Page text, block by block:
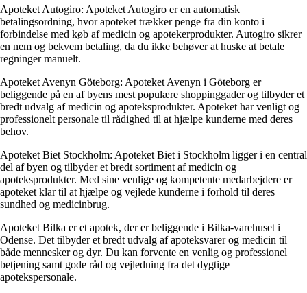
Apoteket Autogiro: Apoteket Autogiro er en automatisk
betalingsordning, hvor apoteket trækker penge fra din konto i
forbindelse med køb af medicin og apotekerprodukter. Autogiro sikrer
en nem og bekvem betaling, da du ikke behøver at huske at betale
regninger manuelt.
Apoteket Avenyn Göteborg: Apoteket Avenyn i Göteborg er
beliggende på en af ​​byens mest populære shoppinggader og tilbyder et
bredt udvalg af medicin og apoteksprodukter. Apoteket har venligt og
professionelt personale til rådighed til at hjælpe kunderne med deres
behov.
Apoteket Biet Stockholm: Apoteket Biet i Stockholm ligger i en central
del af byen og tilbyder et bredt sortiment af medicin og
apoteksprodukter. Med sine venlige og kompetente medarbejdere er
apoteket klar til at hjælpe og vejlede kunderne i forhold til deres
sundhed og medicinbrug.
Apoteket Bilka er et apotek, der er beliggende i Bilka-varehuset i
Odense. Det tilbyder et bredt udvalg af apoteksvarer og medicin til
både mennesker og dyr. Du kan forvente en venlig og professionel
betjening samt gode råd og vejledning fra det dygtige
apotekspersonale.